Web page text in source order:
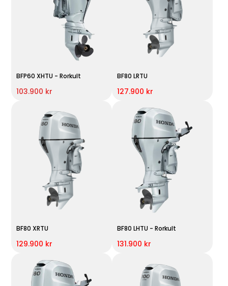
BFP60 XHTU - Rorkult
103.900 kr
BF80 LRTU
127.900 kr
BF80 XRTU
129.900 kr
BF80 LHTU - Rorkult
131.900 kr